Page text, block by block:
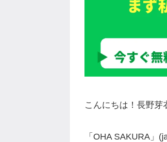
こんにちは！長野芽
「OHA SAKURA」